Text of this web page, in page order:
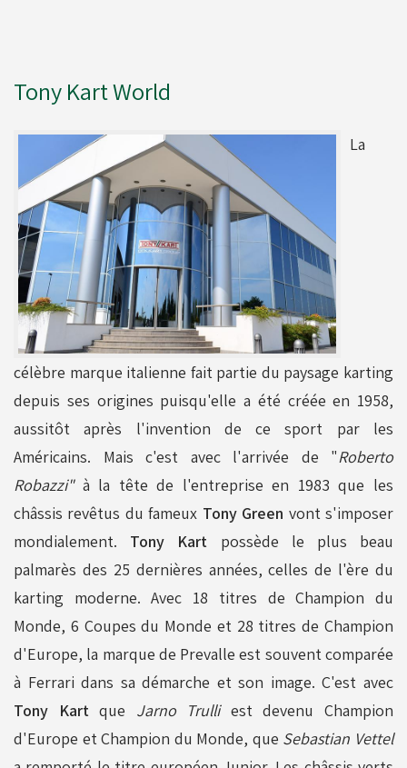
Tony Kart World
La
célèbre marque italienne fait partie du paysage karting
depuis ses origines puisqu'elle a été créée en 1958,
aussitôt après l'invention de ce sport par les
Américains. Mais c'est avec l'arrivée de "Roberto
Robazzi"à la tête de l'entreprise en 1983 que les
châssis revêtus du fameux Tony Green vont s'imposer
mondialement. Tony Kart possède le plus beau
palmarès des 25 dernières années, celles de l'ère du
karting moderne. Avec 18 titres de Champion du
Monde, 6 Coupes du Monde et 28 titres de Champion
d'Europe, la marque de Prevalle est souvent comparée
à Ferrari dans sa démarche et son image. C'est avec
Tony Kartque Jarno Trulliest devenu Champion
d'Europe et Champion du Monde, que Sebastian Vettel